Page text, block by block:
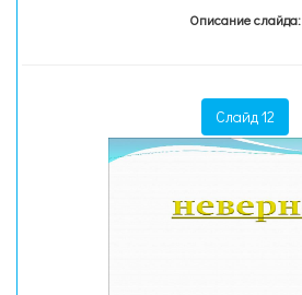
Описание слайда:
Слайд 12